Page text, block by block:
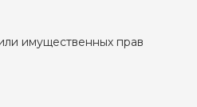
имущественных прав